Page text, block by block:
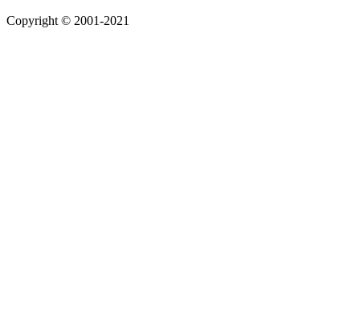
Copyright © 2001-2021